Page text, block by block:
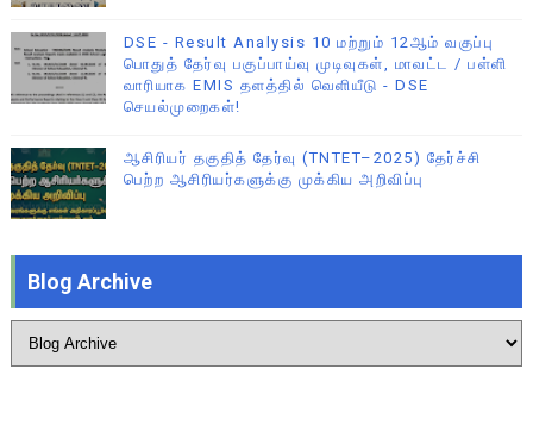
DSE - Result Analysis 10 மற்றும் 12ஆம் வகுப்பு
பொதுத் தேர்வு பகுப்பாய்வு முடிவுகள், மாவட்ட / பள்ளி
வாரியாக EMIS தளத்தில் வெளியீடு - DSE
செயல்முறைகள்!
ஆசிரியர் தகுதித் தேர்வு (TNTET–2025) தேர்ச்சி
பெற்ற ஆசிரியர்களுக்கு முக்கிய அறிவிப்பு
Blog Archive